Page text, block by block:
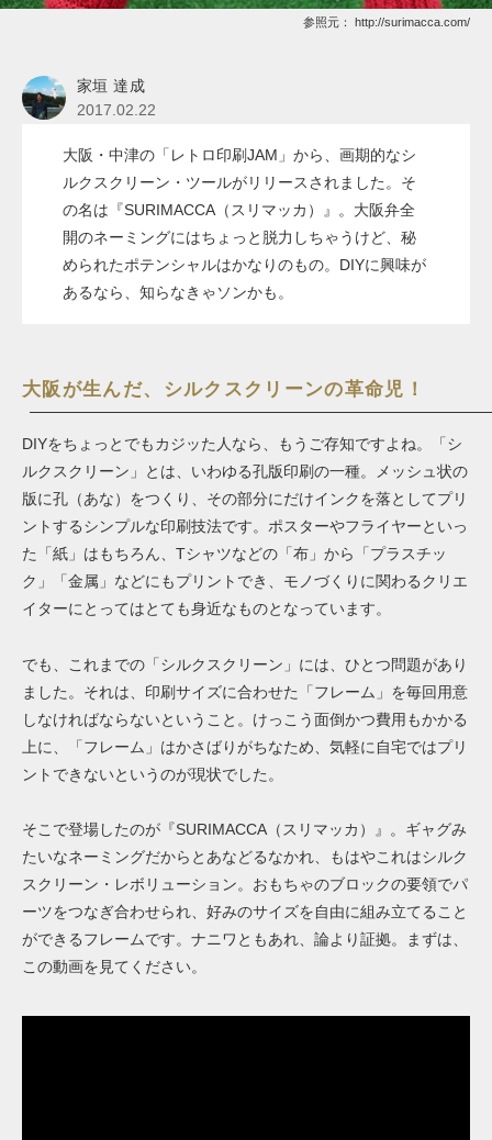
参照元： http://surimacca.com/
家垣 達成
2017.02.22
大阪・中津の「レトロ印刷JAM」から、画期的なシ
ルクスクリーン・ツールがリリースされました。そ
の名は『SURIMACCA（スリマッカ）』。大阪弁全
開のネーミングにはちょっと脱力しちゃうけど、秘
められたポテンシャルはかなりのもの。DIYに興味が
あるなら、知らなきゃソンかも。
大阪が生んだ、シルクスクリーンの革命児！
DIYをちょっとでもカジッた人なら、もうご存知ですよね。「シ
ルクスクリーン」とは、いわゆる孔版印刷の一種。メッシュ状の
版に孔（あな）をつくり、その部分にだけインクを落としてプリ
ントするシンプルな印刷技法です。ポスターやフライヤーといっ
た「紙」はもちろん、Tシャツなどの「布」から「プラスチッ
ク」「金属」などにもプリントでき、モノづくりに関わるクリエ
イターにとってはとても身近なものとなっています。
でも、これまでの「シルクスクリーン」には、ひとつ問題があり
ました。それは、印刷サイズに合わせた「フレーム」を毎回用意
しなければならないということ。けっこう面倒かつ費用もかかる
上に、「フレーム」はかさばりがちなため、気軽に自宅ではプリ
ントできないというのが現状でした。
そこで登場したのが『SURIMACCA（スリマッカ）』。ギャグみ
たいなネーミングだからとあなどるなかれ、もはやこれはシルク
スクリーン・レボリューション。おもちゃのブロックの要領でパ
ーツをつなぎ合わせられ、好みのサイズを自由に組み立てること
ができるフレームです。ナニワともあれ、論より証拠。まずは、
この動画を見てください。